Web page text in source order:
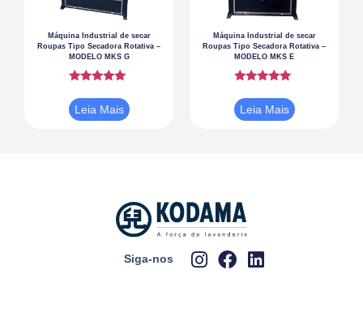
Máquina Industrial de secar
Roupas Tipo Secadora Rotativa –
MODELO MKS G
de 5
Leia Mais
Máquina Industrial de secar
Roupas Tipo Secadora Rotativa –
MODELO MKS E
de 5
Leia Mais
Siga-nos